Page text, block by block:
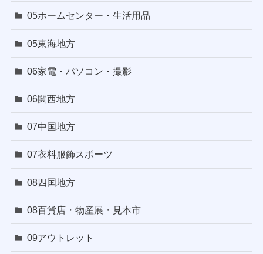
05ホームセンター・生活用品
05東海地方
06家電・パソコン・撮影
06関西地方
07中国地方
07衣料服飾スポーツ
08四国地方
08百貨店・物産展・見本市
09アウトレット